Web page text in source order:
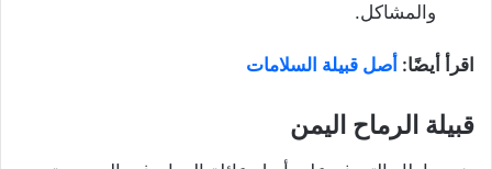
والمشاكل.
اقرأ أيضًا: أصل قبيلة السلامات
قبيلة الرماح اليمن